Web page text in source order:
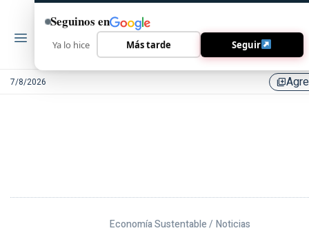
7/8/2026 library_add
Economía Sustentable / Noticias
Seguinos en
Ya lo hice Más tarde Seguir